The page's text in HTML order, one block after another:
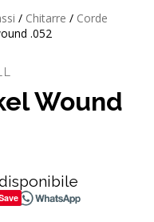
/ Chitarre / Corde
.052
Wound